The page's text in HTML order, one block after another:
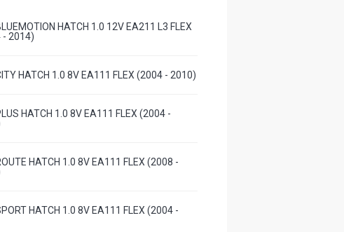
HATCH 1.0 12V EA211 L3 FLEX
- 2014)
HATCH 1.0 8V EA111 FLEX (2004 - 2010)
HATCH 1.0 8V EA111 FLEX (2004 -
HATCH 1.0 8V EA111 FLEX (2008 -
HATCH 1.0 8V EA111 FLEX (2004 -